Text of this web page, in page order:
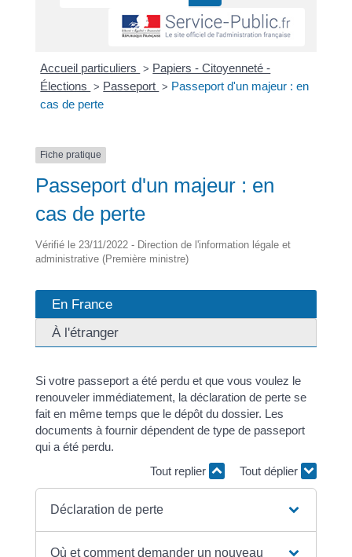
Accueil particuliers > Papiers - Citoyenneté -
Élections > Passeport > Passeport d'un majeur : en
cas de perte
Fiche pratique
Passeport d'un majeur : en
cas de perte
Vérifié le 23/11/2022 - Direction de l'information légale et
administrative (Première ministre)
En France
À l'étranger
Si votre passeport a été perdu et que vous voulez le
renouveler immédiatement, la déclaration de perte se
fait en même temps que le dépôt du dossier. Les
documents à fournir dépendent de type de passeport
qui a été perdu.
Tout replier
Tout déplier
Déclaration de perte
Où et comment demander un nouveau